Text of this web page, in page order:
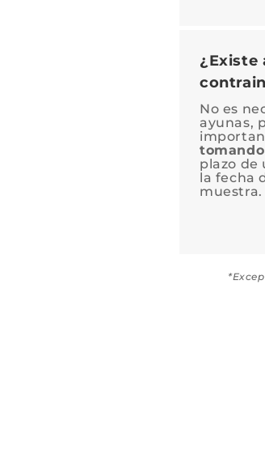
¿Existe
No es
ayunas,
plazo de
la fecha
muestra.